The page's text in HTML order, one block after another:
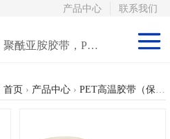
联系我们
产品中心
主营：玻璃布胶带，聚酰亚胺胶带，PET高温胶带，耐高温保护膜
首页› 产品中心› PET高温胶带（保护膜）